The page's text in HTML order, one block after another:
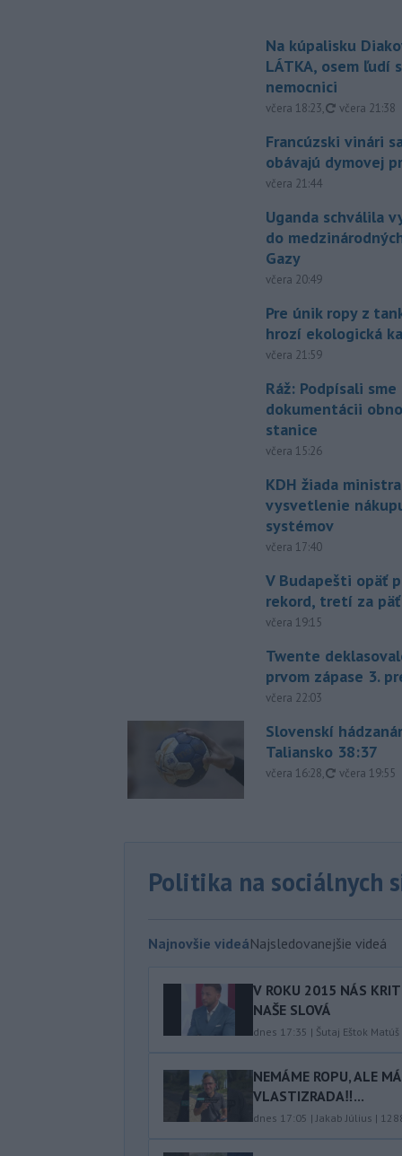
Na kúpalisku
LÁTKA, osem ľudí
nemocnici
včera 18:23, aktualizované
včera 21:38
Francúzski vinári
obávajú dymovej
včera 21:44
Uganda schválila
do
Gazy
včera 20:49
Pre únik ropy z
hrozí ekologická
včera 21:59
Ráž: Podpísali
dokumentácii
stanice
včera 15:26
KDH žiada
vysvetlenie
systémov
včera 17:40
V Budapešti opäť
rekord, tretí za
včera 19:15
Twente
prvom zápase 3.
včera 22:03
Slovenskí
Taliansko 38:37
včera 16:28, aktualizované
včera 19:55
Politika na sociálnych
Najnovšie videáNajsledovanejšie videá
V ROKU 2015 NÁS
NAŠE SLOVÁ
dnes 17:35 | Šutaj Eštok Matúš
NEMÁME ROPU, ALE
VLASTIZRADA‼️...
dnes 17:05 |Jakab Július |